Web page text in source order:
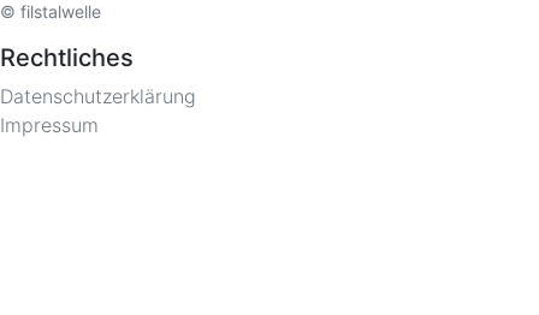
© filstalwelle
Rechtliches
Datenschutzerklärung
Impressum